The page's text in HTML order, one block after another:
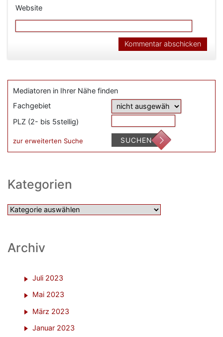
Website
Mediatoren in Ihrer Nähe finden
Fachgebiet
PLZ (2- bis 5stellig)
zur erweiterten Suche SUCHEN
Kategorien
Kategorien
Archiv
Juli 2023
Mai 2023
März 2023
Januar 2023